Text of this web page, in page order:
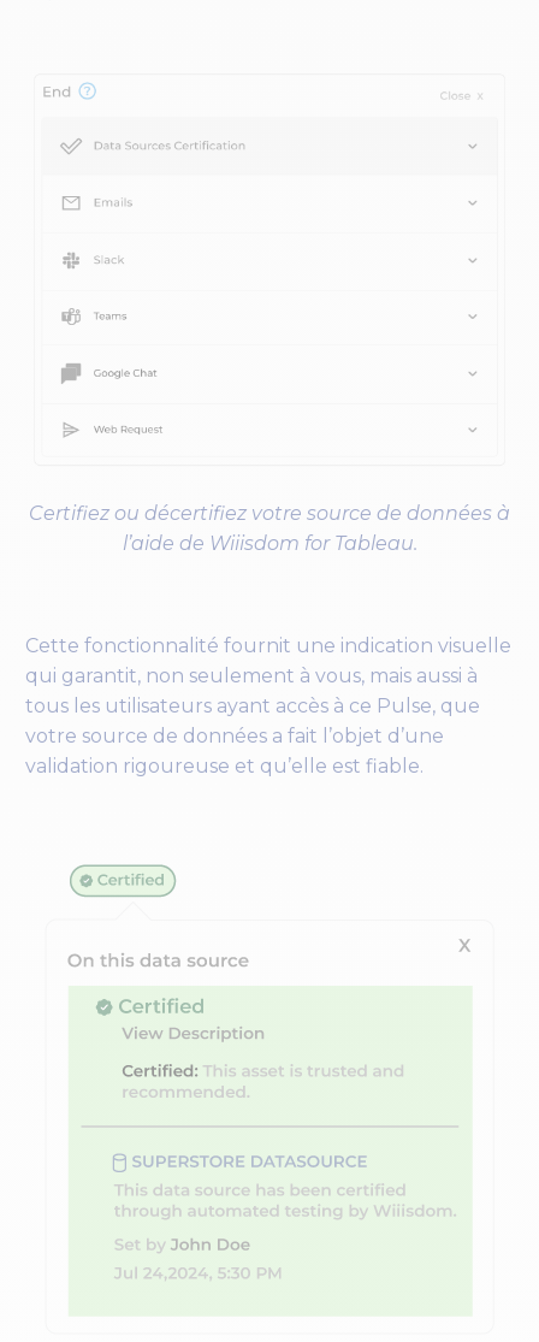
Certifiez ou décertifiez votre source de données à
l’aide de Wiiisdom for Tableau.
Cette fonctionnalité fournit une indication visuelle
qui garantit, non seulement à vous, mais aussi à
tous les utilisateurs ayant accès à ce Pulse, que
votre source de données a fait l’objet d’une
validation rigoureuse et qu’elle est fiable.